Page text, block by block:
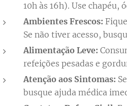
10h às 16h). Use
Ambientes Frescos:
Se não tiver acesso,
Alimentação Leve:
refeições pesadas e
Atenção aos Sintomas:
busque ajuda médica